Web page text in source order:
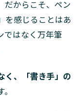
だからこそ、ペン
を感じることはあ
ではなく万年筆
く、「書き手」の